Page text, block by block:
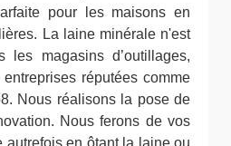
pour les maisons en
La laine minérale n'est
les magasins d’outillages,
réputées comme
Nous réalisons la pose de
Nous ferons de vos